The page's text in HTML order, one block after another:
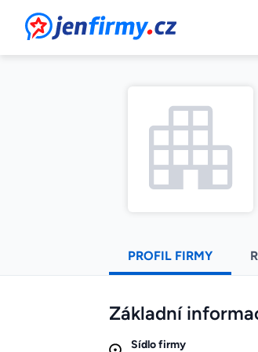
JenFirmy.cz
PROFIL FIRMY
Základní
Sídlo firmy